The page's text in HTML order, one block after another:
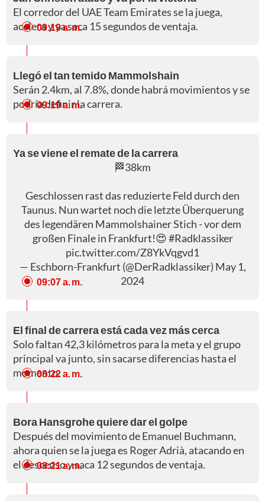
El corredor del UAE Team Emirates se la juega,
acelera y ya saca 15 segundos de ventaja.
09:19 a. m.
Llegó el tan temido Mammolshain
Serán 2.4km, al 7.8%, donde habrá movimientos y se
podría definir la carrera.
09:19 a. m.
Ya se viene el remate de la carrera
🏁38km
Geschlossen rast das reduzierte Feld durch den
Taunus. Nun wartet noch die letzte Überquerung
des legendären Mammolshainer Stich - vor dem
großen Finale in Frankfurt!😍#Radklassiker
pic.twitter.com/Z8YkVqgvd1
— Eschborn-Frankfurt (@DerRadklassiker) May 1,
2024
09:07 a. m.
El final de carrera está cada vez más cerca
Solo faltan 42,3 kilómetros para la meta y el grupo
principal va junto, sin sacarse diferencias hasta el
momento.08:22 a. m.
Bora Hansgrohe quiere dar el golpe
Después del movimiento de Emanuel Buchmann,
ahora quien se la juega es Roger Adrià, atacando en
el descenso y saca 12 segundos de ventaja.
08:21 a. m.